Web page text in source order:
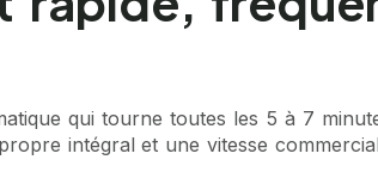
qui tourne toutes les 5 à 7
intégral et une vitesse